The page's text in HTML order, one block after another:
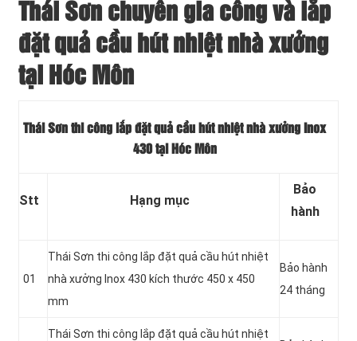
Thái Sơn chuyên gia công và lắp
đặt quả cầu hút nhiệt nhà xưởng
tại Hóc Môn
Thái Sơn thi công lắp đặt quả cầu hút nhiệt nhà xưởng Inox
430 tại Hóc Môn
Stt Hạng mục
Bảo
hành
01
Thái Sơn thi công lắp đặt quả cầu hút nhiệt
nhà xưởng Inox 430 kích thước 450 x 450
mm
Bảo hành
24 tháng
Thái Sơn thi công lắp đặt quả cầu hút nhiệt